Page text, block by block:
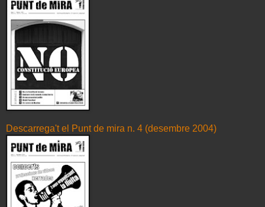
Descarrega't el Punt de mira n. 4 (desembre 2004)